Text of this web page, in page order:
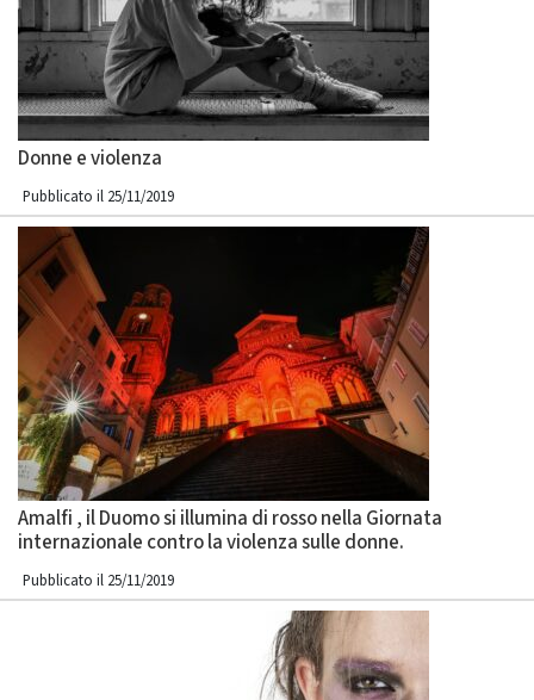
Donne e violenza
Pubblicato il 25/11/2019
Amalfi , il Duomo si illumina di rosso nella Giornata
internazionale contro la violenza sulle donne.
Pubblicato il 25/11/2019